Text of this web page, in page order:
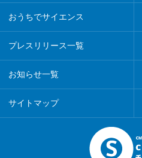
おうちでサイエンス
プレスリリース一覧
お知らせ一覧
サイトマップ